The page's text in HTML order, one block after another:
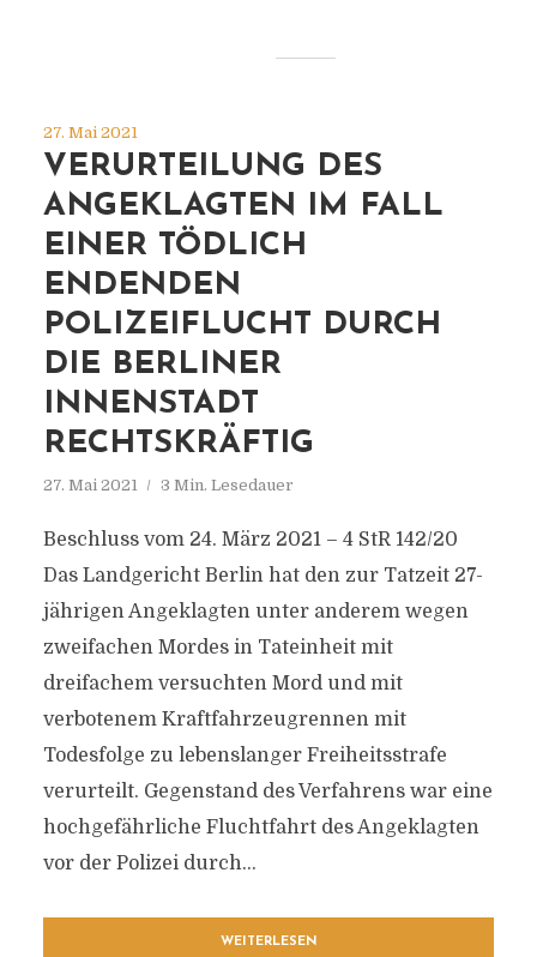
27. Mai 2021
VERURTEILUNG DES
ANGEKLAGTEN IM FALL
EINER TÖDLICH
ENDENDEN
POLIZEIFLUCHT DURCH
DIE BERLINER
INNENSTADT
RECHTSKRÄFTIG
27. Mai 2021 3 Min. Lesedauer
Beschluss vom 24. März 2021 – 4 StR 142/20
Das Landgericht Berlin hat den zur Tatzeit 27-
jährigen Angeklagten unter anderem wegen
zweifachen Mordes in Tateinheit mit
dreifachem versuchten Mord und mit
verbotenem Kraftfahrzeugrennen mit
Todesfolge zu lebenslanger Freiheitsstrafe
verurteilt. Gegenstand des Verfahrens war eine
hochgefährliche Fluchtfahrt des Angeklagten
vor der Polizei durch...
WEITERLESEN